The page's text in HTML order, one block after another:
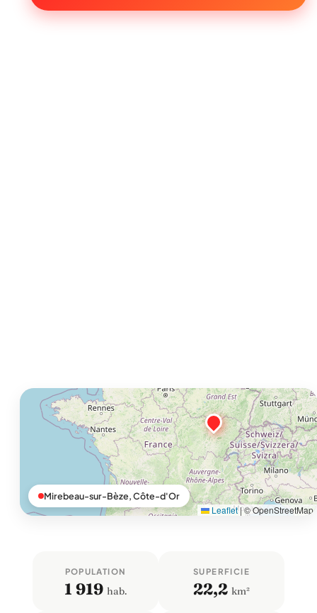
Leaflet |© OpenStreetMap
Mirebeau-sur-Bèze, Côte-d'Or
POPULATION
1 919 hab.
SUPERFICIE
22,2 km²